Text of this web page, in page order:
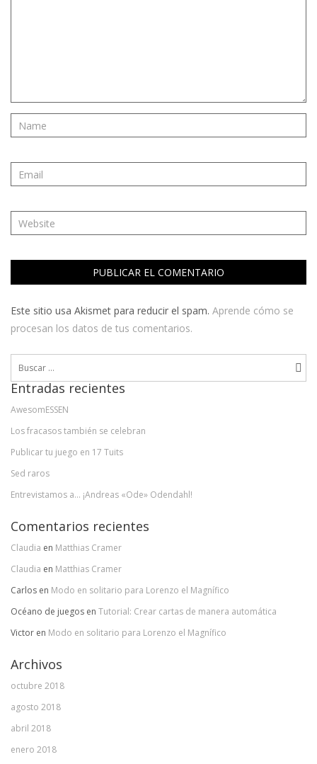
Este sitio usa Akismet para reducir el spam. Aprende cómo se
procesan los datos de tus comentarios.
Entradas recientes
AwesomESSEN
Los fracasos también se celebran
Publicar tu juego en 17 Tuits
Sed raros
Entrevistamos a… ¡Andreas «Ode» Odendahl!
Comentarios recientes
Claudia en Matthias Cramer
Claudia en Matthias Cramer
Carlos en Modo en solitario para Lorenzo el Magnífico
Océano de juegos en Tutorial: Crear cartas de manera automática
Victor en Modo en solitario para Lorenzo el Magnífico
Archivos
octubre 2018
agosto 2018
abril 2018
enero 2018